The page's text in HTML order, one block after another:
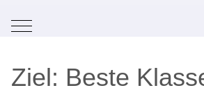
Mobile Menu Toggle
Ziel: Beste